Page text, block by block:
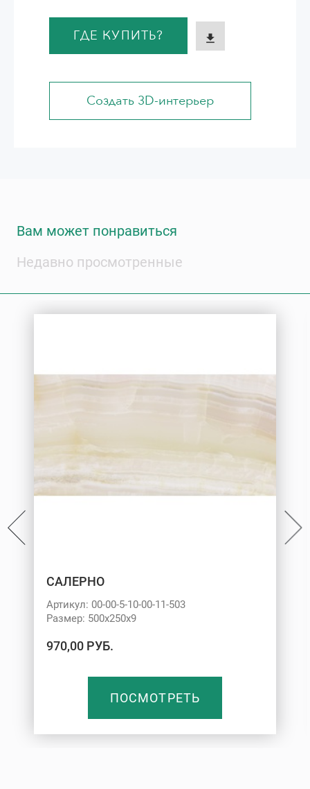
ГДЕ КУПИТЬ?
Создать 3D-интерьер
Вам может понравиться
Недавно просмотренные
САЛЕРНО
Артикул: 00-00-5-10-00-11-503
Размер: 500х250х9
970,00 РУБ.
ПОСМОТРЕТЬ